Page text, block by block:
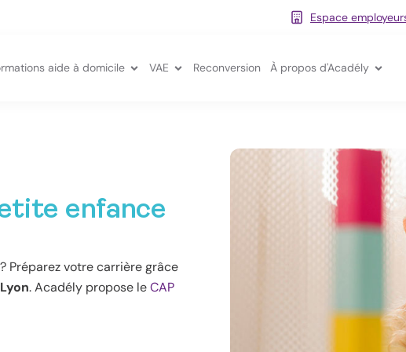
Espace
Formations petite enfance
aide à domicile Ouvrir Formations aide à domicile
VAE Ouvrir VAE
Reconversion À propos d'Acadély
enfance
Préparez votre carrière grâce
. Acadély propose leCAP